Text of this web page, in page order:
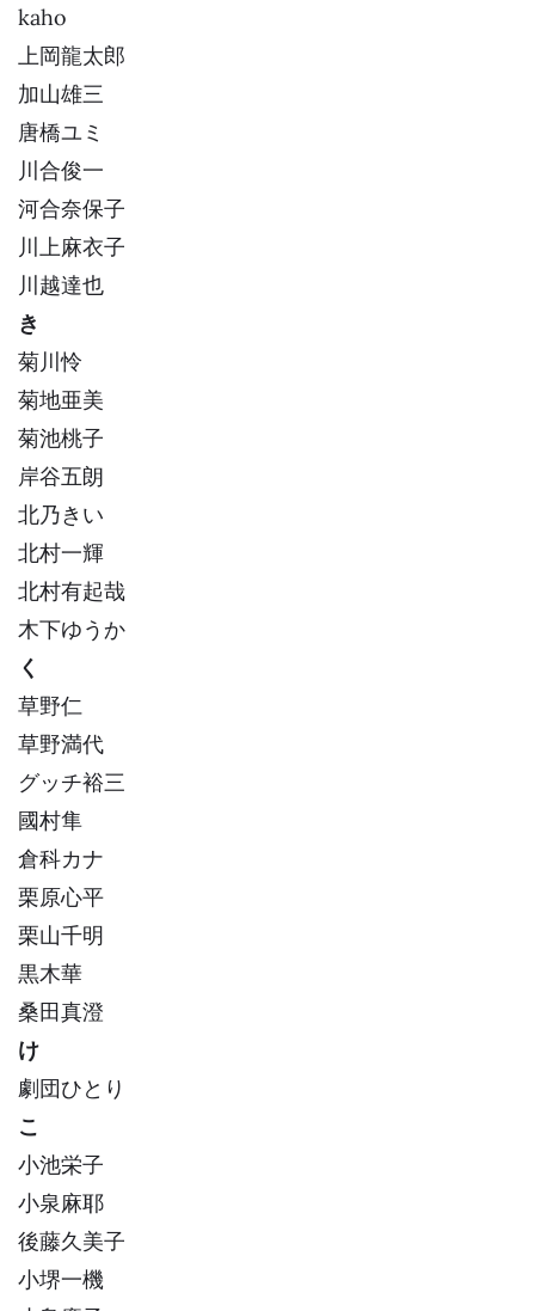
kaho
上岡龍太郎
加山雄三
唐橋ユミ
川合俊一
河合奈保子
川上麻衣子
川越達也
き
菊川怜
菊地亜美
菊池桃子
岸谷五朗
北乃きい
北村一輝
北村有起哉
木下ゆうか
く
草野仁
草野満代
グッチ裕三
國村隼
倉科カナ
栗原心平
栗山千明
黒木華
桑田真澄
け
劇団ひとり
こ
小池栄子
小泉麻耶
後藤久美子
小堺一機